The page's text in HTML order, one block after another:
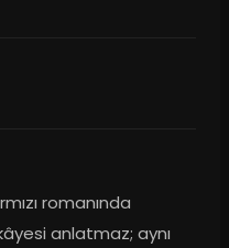
romanında
anlatmaz; aynı